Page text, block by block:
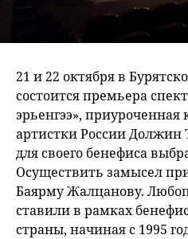
21 и 22 октября в
состоится премьера
эрьенгээ»,
артистки России Должин
для своего бенефиса
Осуществить замысел
Баярму Жалцанову.
ставили в рамках
страны, начиная с 1995